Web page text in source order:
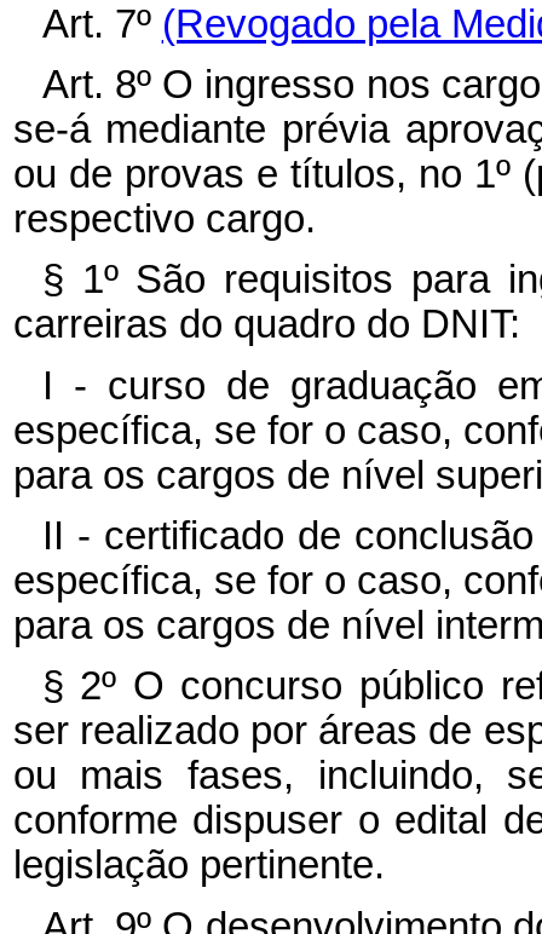
Art. 7º (Revogado pela
Art. 8º O ingresso nos
se-á mediante prévia
ou de provas e títulos, no 1º
respectivo cargo.
§ 1º São requisitos para
carreiras do quadro do DNIT:
I - curso de graduação
específica, se for o caso,
para os cargos de nível
II - certificado de
específica, se for o caso,
para os cargos de nível
§ 2º O concurso público
ser realizado por áreas de
ou mais fases, incluindo,
conforme dispuser o edital
legislação pertinente.